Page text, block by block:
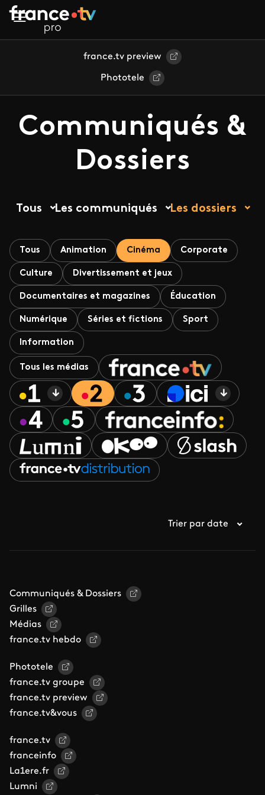
Aller au contenu principal
france.tv preview
Phototele
Communiqués &
Dossiers
Tous Les communiqués Les dossiers
Tous Animation Cinéma Corporate
Culture Divertissement et jeux
Documentaires et magazines Éducation
Numérique Séries et fictions Sport
Information
Tous les médias
Trier par date
Communiqués & Dossiers
Grilles
Médias
france.tv hebdo
Phototele
france.tv groupe
france.tv preview
france.tv&vous
france.tv
franceinfo
La1ere.fr
Lumni